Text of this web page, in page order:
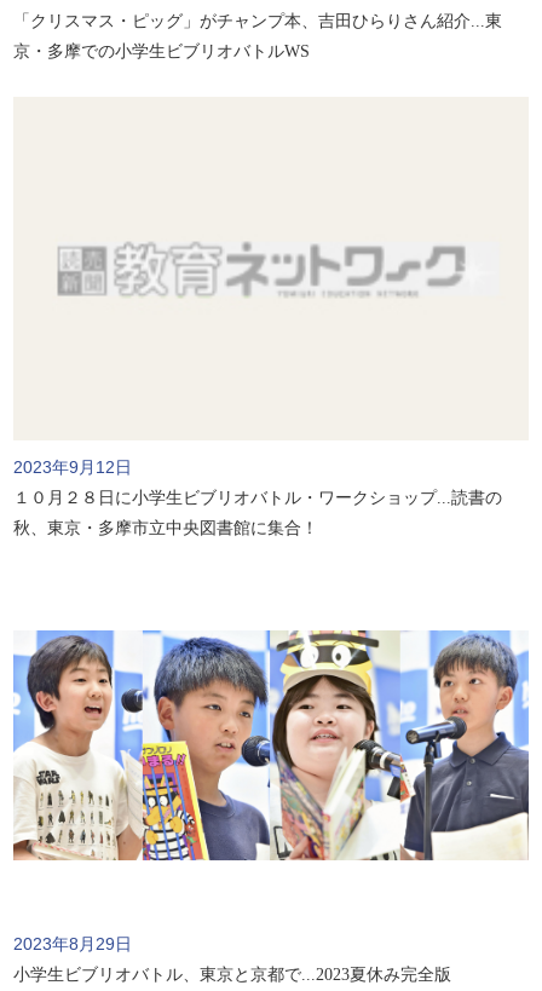
「クリスマス・ピッグ」がチャンプ本、吉田ひらりさん紹介...東
京・多摩での小学生ビブリオバトルWS
2023年9月12日
１０月２８日に小学生ビブリオバトル・ワークショップ...読書の
秋、東京・多摩市立中央図書館に集合！
2023年8月29日
小学生ビブリオバトル、東京と京都で...2023夏休み完全版